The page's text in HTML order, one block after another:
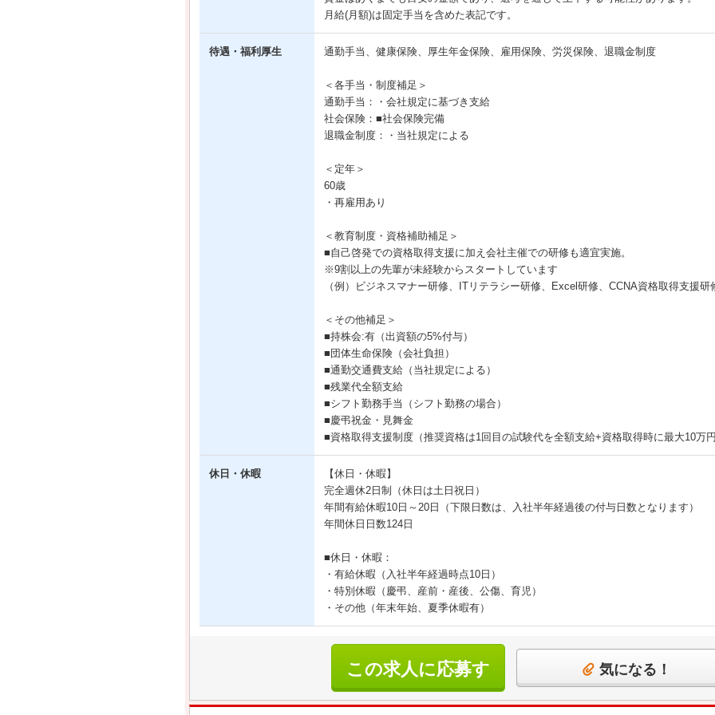
月給(月額)は固定手当を含めた表記です。
待遇・福利厚生 通勤手当、健康保険、厚生年金保険、雇用保険、労災保険、退職金制度
＜各手当・制度補足＞
通勤手当：・会社規定に基づき支給
社会保険：■社会保険完備
退職金制度：・当社規定による
＜定年＞
60歳
・再雇用あり
＜教育制度・資格補助補足＞
■自己啓発での資格取得支援に加え会社主催での研修も適宜実施。
※9割以上の先輩が未経験からスタートしています
（例）ビジネスマナー研修、ITリテラシー研修、Excel研修、CCNA資格取得支援研
＜その他補足＞
■持株会:有（出資額の5%付与）
■団体生命保険（会社負担）
■通勤交通費支給（当社規定による）
■残業代全額支給
■シフト勤務手当（シフト勤務の場合）
■慶弔祝金・見舞金
■資格取得支援制度（推奨資格は1回目の試験代を全額支給+資格取得時に最大10万
休日・休暇
【休日・休暇】
完全週休2日制（休日は土日祝日）
年間有給休暇10日～20日（下限日数は、入社半年経過後の付与日数となります）
年間休日日数124日
■休日・休暇：
・有給休暇（入社半年経過時点10日）
・特別休暇（慶弔、産前・産後、公傷、育児）
・その他（年末年始、夏季休暇有）
この求人に応募す
る
気になる！